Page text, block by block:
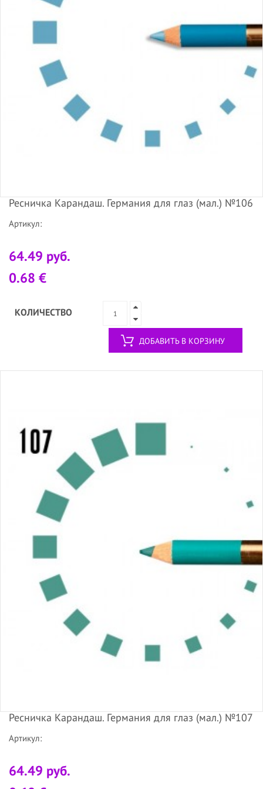
Ресничка Карандаш. Германия для глаз (мал.) №106
Артикул:
64.49 руб.
0.68 €
КОЛИЧЕСТВО
ДОБАВИТЬ В КОРЗИНУ
Ресничка Карандаш. Германия для глаз (мал.) №107
Артикул:
64.49 руб.